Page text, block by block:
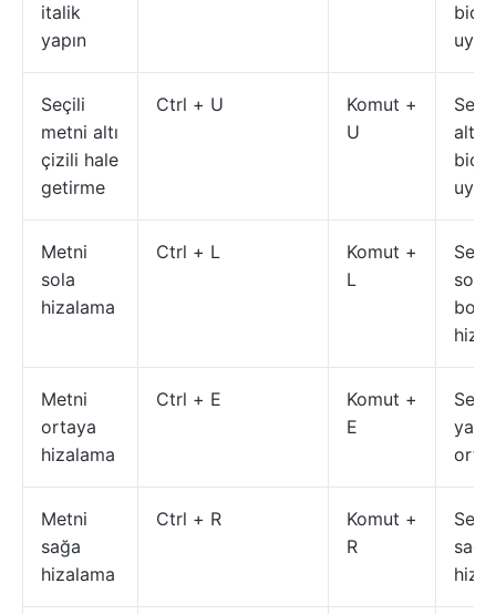
italik
yapın
Seçili
metni altı
çizili hale
getirme
Ctrl + U
Komut +
U
altı
Metni
sola
hizalama
Ctrl + L
Komut +
L
sol
Metni
ortaya
hizalama
Ctrl + E
Komut +
E
Metni
sağa
hizalama
Ctrl + R
Komut +
R
sağ